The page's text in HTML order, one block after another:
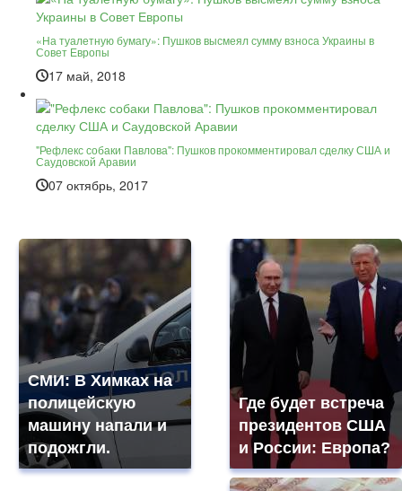
«На туалетную бумагу»: Пушков высмеял сумму взноса Украины в
Совет Европы
17 май, 2018
"Рефлекс собаки Павлова": Пушков прокомментировал сделку США и
Саудовской Аравии
07 октябрь, 2017
СМИ: В Химках на
полицейскую
машину напали и
подожгли.
Где будет встреча
президентов США
и России: Европа?